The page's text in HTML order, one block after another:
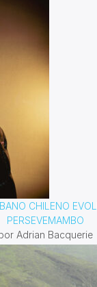
CHILENO
PERSEVEMAMBO
Adrian Bacquerie